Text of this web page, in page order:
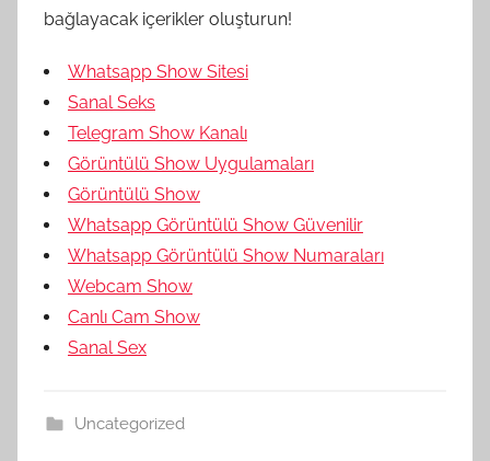
bağlayacak içerikler oluşturun!
Whatsapp Show Sitesi
Sanal Seks
Telegram Show Kanalı
Görüntülü Show Uygulamaları
Görüntülü Show
Whatsapp Görüntülü Show Güvenilir
Whatsapp Görüntülü Show Numaraları
Webcam Show
Canlı Cam Show
Sanal Sex
Uncategorized